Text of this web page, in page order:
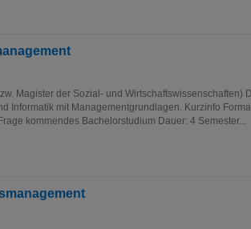
Magister der Sozial- und Wirtschaftswissenschaften)
Informatik mit Managementgrundlagen. Kurzinfo
kommendes Bachelorstudium Dauer: 4 Semester...